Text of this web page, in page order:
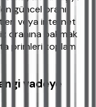
güncel oranı
veya internet
oranına bakmak
primleri toplam
vadeye